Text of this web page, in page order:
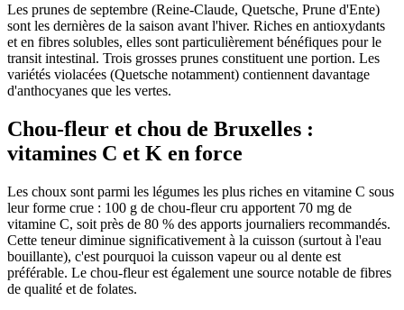
Les prunes de septembre (Reine-Claude, Quetsche, Prune d'Ente)
sont les dernières de la saison avant l'hiver. Riches en antioxydants
et en fibres solubles, elles sont particulièrement bénéfiques pour le
transit intestinal. Trois grosses prunes constituent une portion. Les
variétés violacées (Quetsche notamment) contiennent davantage
d'anthocyanes que les vertes.
Chou-fleur et chou de Bruxelles :
vitamines C et K en force
Les choux sont parmi les légumes les plus riches en vitamine C sous
leur forme crue : 100 g de chou-fleur cru apportent 70 mg de
vitamine C, soit près de 80 % des apports journaliers recommandés.
Cette teneur diminue significativement à la cuisson (surtout à l'eau
bouillante), c'est pourquoi la cuisson vapeur ou al dente est
préférable. Le chou-fleur est également une source notable de fibres
de qualité et de folates.